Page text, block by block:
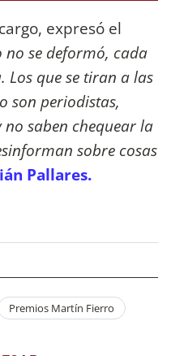
expresó el
no se deformó, cada
Los que se tiran a las
son periodistas,
saben chequear la
sobre cosas
Pallares.
Premios Martín Fierro